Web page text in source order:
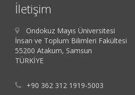
İletişim
Ondokuz Mayıs Üniversitesi
İnsan ve Toplum Bilimleri Fakültesi
55200 Atakum, Samsun
TÜRKİYE
+90 362 312 1919-5003